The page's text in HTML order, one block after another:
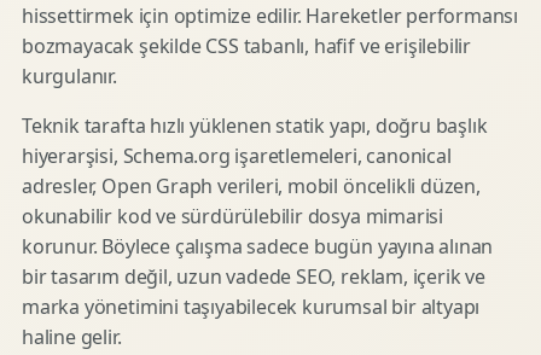
hissettirmek için optimize edilir. Hareketler performansı
bozmayacak şekilde CSS tabanlı, hafif ve erişilebilir
kurgulanır.
Teknik tarafta hızlı yüklenen statik yapı, doğru başlık
hiyerarşisi, Schema.org işaretlemeleri, canonical
adresler, Open Graph verileri, mobil öncelikli düzen,
okunabilir kod ve sürdürülebilir dosya mimarisi
korunur. Böylece çalışma sadece bugün yayına alınan
bir tasarım değil, uzun vadede SEO, reklam, içerik ve
marka yönetimini taşıyabilecek kurumsal bir altyapı
haline gelir.